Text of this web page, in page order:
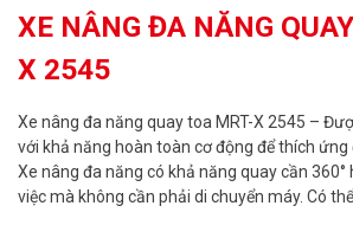
XE NÂNG ĐA NĂNG
X 2545
Xe nâng đa năng quay toa MRT-X 2545 –
với khả năng hoàn toàn cơ động để thích ứng
Xe nâng đa năng có khả năng quay cần 360°
việc mà không cần phải di chuyển máy. Có thể